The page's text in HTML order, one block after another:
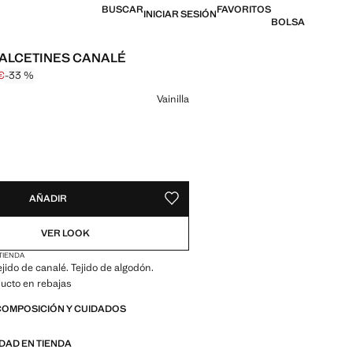
BUSCARINICIAR SESIÓNFAVORITOS
BOLSA
CANALÉ
[5,99 € ]
€ ]
-33 %
color
Vainilla
AÑADIR GUARDAR COMO FAVORITO
VER LOOK
de canalé. Tejido de algodón.
en rebajas
Y CUIDADOS
EN TIENDA